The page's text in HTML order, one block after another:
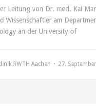
Leitung von Dr. med. Kai
Wissenschaftler am
an der University of
RWTH Aachen 27.